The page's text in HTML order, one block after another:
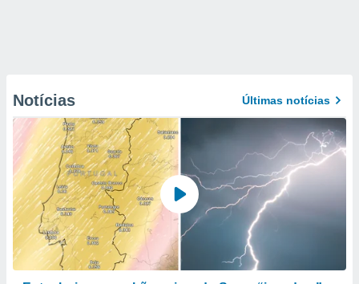
Notícias Últimas notícias